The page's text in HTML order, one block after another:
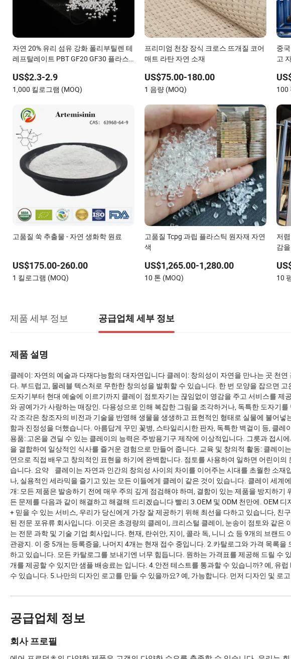
자연 20% 유리 섬유 강화 폴리부틸렌 테
레프탈레이트 PBT GF20 GF30 플라스
US$2.3-2.9
1,000 킬로그램 (MOQ)
프리미엄 천장 장식 크로스 뜨개질 코어
매트 라탄 자연 소재
US$75.00-180.00
1 음량 (MOQ)
중
고
100
고품질 쑥 추출물 - 자연 생화학 원료
US$175.00-260.00
1 킬로그램 (MOQ)
고품질 Tcpg 과립 플라스틱 원자재 자연
색
US$1,265.00-1,280.00
10 톤 (MOQ)
저
감
10
제품 세부 정보 공급업체 세부 정보
제품 설명
클레이: 자연의 예술과 다재다능함의 대자연입니다 클레이: 창의성이 자연을 만나는 곳 천
다. 부드럽고, 몰레블 텍스처로 무한한 창의성을 발휘할 수 있습니다. 한 번 모양을 잡으면
도자기부터 현대 예술에 이르기까지 클레이 점토자기는 끊임없이 영감을 주고 서비스를 제
와 공예가가 사랑하는 매장인. 다용성으로 인해 복잡한 그림을 조각하거나, 독특한 도자기
각 조각은 창조자의 비전과 기술을 반영해 생물을 생생하고 표현적인 형태로 실물에 불어
함과 진정성을 더했습니다. 아름답게 꾸민 꽃병, 스타일리시한 판자, 독특한 벽걸이 등, 클
용품: 고온을 견딜 수 있는 클레이의 능력은 주방용기구 제작에 이상적입니다. 그릇과 접시
을 결합하여 일상적인 식사를 즐거운 경험으로 만들어 줍니다. 교육 및 창의적 활동: 클레
연으로 직접 배우고 창의적인 표현을 하기에 완벽합니다. 점토를 사용하여 일하면 어린이
습니다. 요약 클레이는 자연과 인간의 창의성 사이의 차이를 이어주는 시대를 초월한 소재
나, 실용적인 세라믹을 즐기고 있는 모든 이들에게 클레이 같은 것이 있습니다. 클레이 세계
개: 모든 제품은 발송하기 전에 매우 주의 깊게 점검해야 하며, 결함이 있는 제품을 방지하
든 문제를 다음과 같이 해결하고 해결해 드리겠습니다 빨리 3.OEM 및 ODM 천만에. OEM
+ 믿을 수 있는 서비스, 우리가 당신에게 가장 잘 제공하기 위해 최선을 다하고 있습니다, 친
된 전문 포유류 회사입니다. 이곳은 초경량의 클레이, 크리스털 클레이, 눈송이 점토와 같은
는 전문 과학 및 기술 기업 회사입니다. 현재, 란쉬안, 지이, 콜라 독, 니니 쇼 등 9개의 브랜
관광지. 이 중 5개는 등록증을, 나머지 4개는 현재 접수 중입니다. 2.카탈로그와 가격 목록
하고 있습니다. 모든 카탈로그를 보내기엔 너무 힘듭니다. 원하는 가격표를 제공해 드릴 수
개를 제공할 수 있지만 샘플 배송료는 입니다. 4.안전 테스트를 통과할 수 있습니까? 예, 유
수 있습니다. 5.나만의 디자인 로고를 만들 수 있을까요? 예, 가능합니다. 먼저 디자인 및 로
공급업체 정보
회사 프로필